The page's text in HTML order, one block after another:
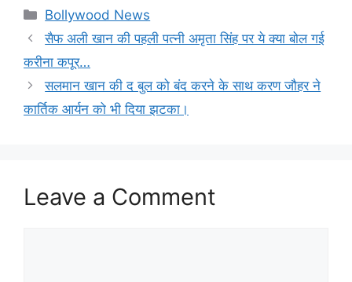
Categories
Bollywood News
सैफ अली खान की पहली पत्नी अमृता सिंह पर ये क्या बोल गई
करीना कपूर…
सलमान खान की द बुल को बंद करने के साथ करण जौहर ने
कार्तिक आर्यन को भी दिया झटका।
Leave a Comment